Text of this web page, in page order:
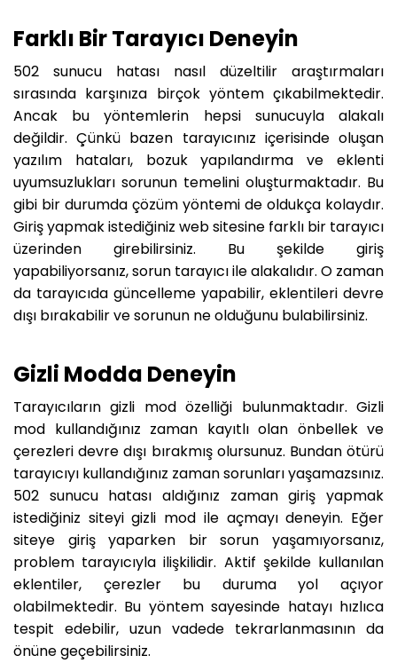
Farklı Bir Tarayıcı Deneyin
502 sunucu hatası nasıl düzeltilir araştırmaları
sırasında karşınıza birçok yöntem çıkabilmektedir.
Ancak bu yöntemlerin hepsi sunucuyla alakalı
değildir. Çünkü bazen tarayıcınız içerisinde oluşan
yazılım hataları, bozuk yapılandırma ve eklenti
uyumsuzlukları sorunun temelini oluşturmaktadır. Bu
gibi bir durumda çözüm yöntemi de oldukça kolaydır.
Giriş yapmak istediğiniz web sitesine farklı bir tarayıcı
üzerinden girebilirsiniz. Bu şekilde giriş
yapabiliyorsanız, sorun tarayıcı ile alakalıdır. O zaman
da tarayıcıda güncelleme yapabilir, eklentileri devre
dışı bırakabilir ve sorunun ne olduğunu bulabilirsiniz.
Gizli Modda Deneyin
Tarayıcıların gizli mod özelliği bulunmaktadır. Gizli
mod kullandığınız zaman kayıtlı olan önbellek ve
çerezleri devre dışı bırakmış olursunuz. Bundan ötürü
tarayıcıyı kullandığınız zaman sorunları yaşamazsınız.
502 sunucu hatası aldığınız zaman giriş yapmak
istediğiniz siteyi gizli mod ile açmayı deneyin. Eğer
siteye giriş yaparken bir sorun yaşamıyorsanız,
problem tarayıcıyla ilişkilidir. Aktif şekilde kullanılan
eklentiler, çerezler bu duruma yol açıyor
olabilmektedir. Bu yöntem sayesinde hatayı hızlıca
tespit edebilir, uzun vadede tekrarlanmasının da
önüne geçebilirsiniz.